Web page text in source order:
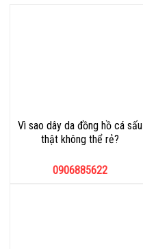
Vì sao dây da đồng hồ cá sấu
thật không thể rẻ?
0906885622